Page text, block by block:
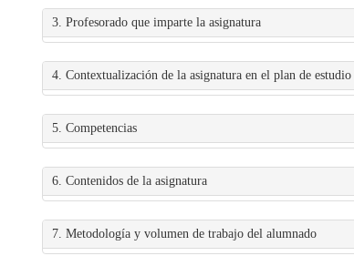
3. Profesorado que imparte la asignatura
4. Contextualización de la asignatura en el plan de estudio
5. Competencias
6. Contenidos de la asignatura
7. Metodología y volumen de trabajo del alumnado